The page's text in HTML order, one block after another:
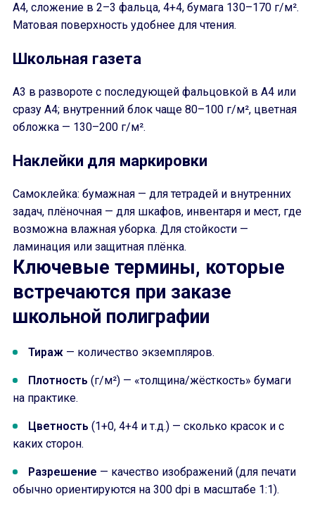
A4, сложение в 2–3 фальца, 4+4, бумага 130–170 г/м².
Матовая поверхность удобнее для чтения.
Школьная газета
A3 в развороте с последующей фальцовкой в A4 или
сразу A4; внутренний блок чаще 80–100 г/м², цветная
обложка — 130–200 г/м².
Наклейки для маркировки
Самоклейка: бумажная — для тетрадей и внутренних
задач, плёночная — для шкафов, инвентаря и мест, где
возможна влажная уборка. Для стойкости —
ламинация или защитная плёнка.
Ключевые термины, которые
встречаются при заказе
школьной полиграфии
Тираж — количество экземпляров.
Плотность (г/м²) — «толщина/жёсткость» бумаги
на практике.
Цветность (1+0, 4+4 и т.д.) — сколько красок и с
каких сторон.
Разрешение — качество изображений (для печати
обычно ориентируются на 300 dpi в масштабе 1:1).